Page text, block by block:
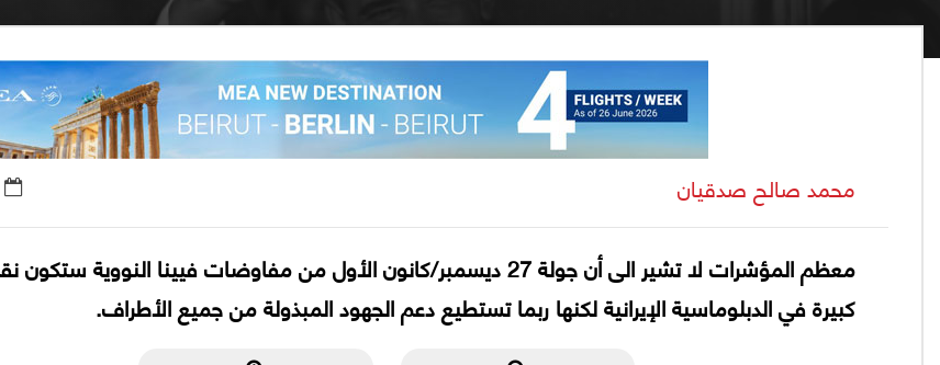
محمد صالح صدقيان
معظم المؤشرات لا تشير الی أن جولة 27 ديسمبر/كانون الأول من مفاوضات فيينا النووية
كبيرة في الدبلوماسية الإيرانية لكنها ربما تستطيع دعم الجهود المبذولة من جميع الأطراف.